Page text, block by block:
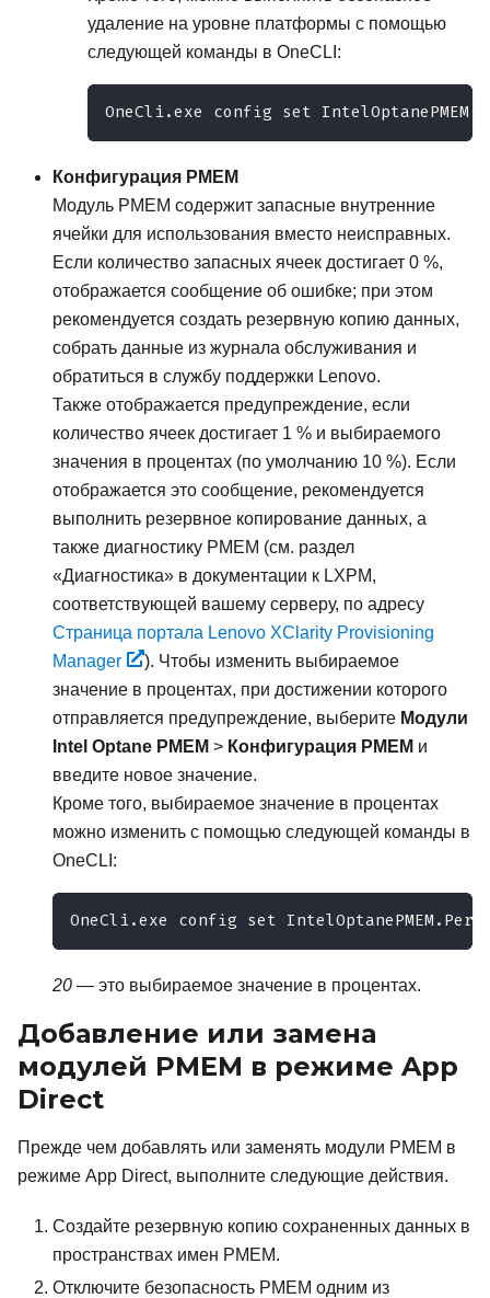
удаление на уровне платформы с помощью
следующей команды в OneCLI:
OneCli.exe config set
Конфигурация PMEM
Модуль PMEM содержит запасные внутренние
ячейки для использования вместо неисправных.
Если количество запасных ячеек достигает 0 %,
отображается сообщение об ошибке; при этом
рекомендуется создать резервную копию данных,
собрать данные из журнала обслуживания и
обратиться в службу поддержки Lenovo.
Также отображается предупреждение, если
количество ячеек достигает 1 % и выбираемого
значения в процентах (по умолчанию 10 %). Если
отображается это сообщение, рекомендуется
выполнить резервное копирование данных, а
также диагностику PMEM (см. раздел
«Диагностика» в документации к LXPM,
соответствующей вашему серверу, по адресу
Страница портала Lenovo XClarity Provisioning
Manager
). Чтобы изменить выбираемое
значение в процентах, при достижении которого
отправляется предупреждение, выберите Модули
Intel Optane PMEM > Конфигурация PMEM и
введите новое значение.
Кроме того, выбираемое значение в процентах
можно изменить с помощью следующей команды в
OneCLI:
OneCli.exe config set
20 — это выбираемое значение в процентах.
Добавление или замена
модулей PMEM в режиме App
Direct
Прежде чем добавлять или заменять модули PMEM в
режиме App Direct, выполните следующие действия.
Создайте резервную копию сохраненных данных в
пространствах имен PMEM.
Отключите безопасность PMEM одним из